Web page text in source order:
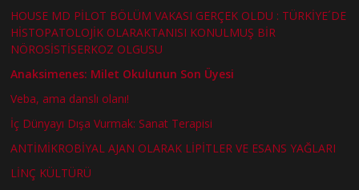
HOUSE MD PİLOT BÖLÜM VAKASI GERÇEK OLDU : TÜRKİYE´DE
HİSTOPATOLOJİK OLARAKTANISI KONULMUŞ BİR
NÖROSİSTİSERKOZ OLGUSU
Anaksimenes: Milet Okulunun Son Üyesi
Veba, ama danslı olanı!
İç Dünyayı Dışa Vurmak: Sanat Terapisi
ANTİMİKROBİYAL AJAN OLARAK LİPİTLER VE ESANS YAĞLARI
LİNÇ KÜLTÜRÜ